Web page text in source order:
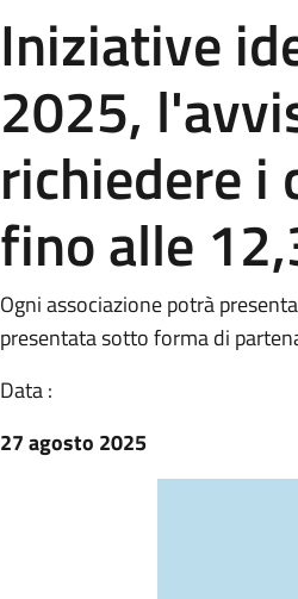
Iniziative
2025,
richiedere i
fino alle
Ogni associazione potrà
presentata sotto forma di
Data :
27 agosto 2025